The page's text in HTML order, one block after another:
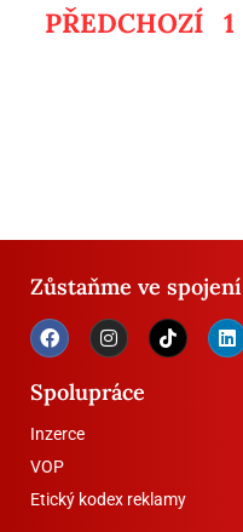
PŘEDCHOZÍ 1
Zůstaňme ve spojení
Spolupráce
Inzerce
VOP
Etický kodex reklamy